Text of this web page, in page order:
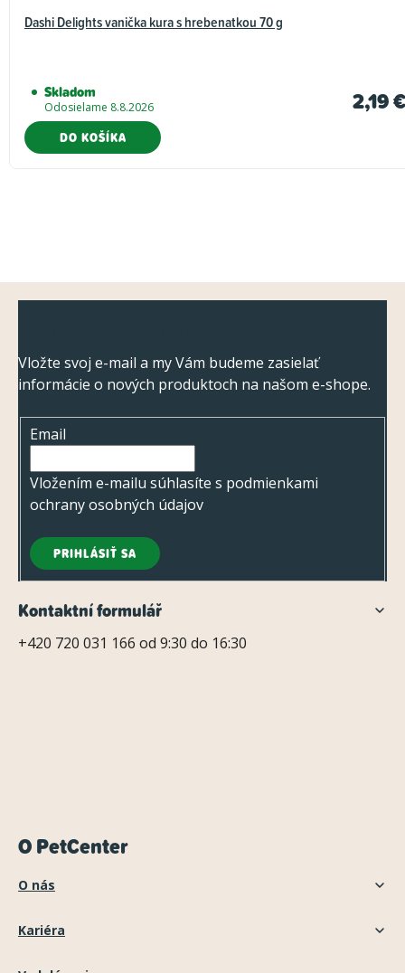
Dashi Delights vanička kura s hrebenatkou 70 g
Skladom
Odosielame 8.8.2026 2,19
DO KOŠÍKA
Vložte svoj e-mail a my Vám budeme zasielať
informácie o nových produktoch na našom e-shope.
Email
Vložením e-mailu súhlasíte s podmienkami
ochrany osobných údajov
PRIHLÁSIŤ SA
Kontaktní formulář
+420 720 031 166 od 9:30 do 16:30
O PetCenter
O nás
Kariéra